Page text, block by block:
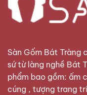
Sàn Gốm Bát Tràng
sứ từ làng nghề Bát
phẩm bao gồm: ấm
cúng , tượng trang